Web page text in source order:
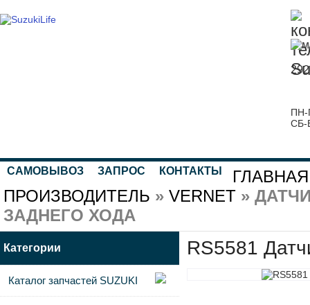
ПН-
СБ-
САМОВЫВОЗ ЗАПРОС КОНТАКТЫ ГЛАВНАЯ
ПРОИЗВОДИТЕЛЬ » VERNET »
ЗАДНЕГО ХОДА
RS5581
Категории
Каталог запчастей SUZUKI